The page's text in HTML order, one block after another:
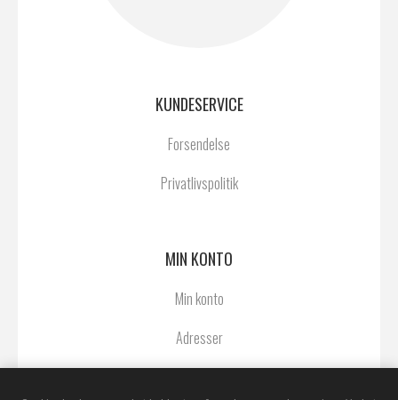
KUNDESERVICE
Forsendelse
Privatlivspolitik
MIN KONTO
Min konto
Adresser